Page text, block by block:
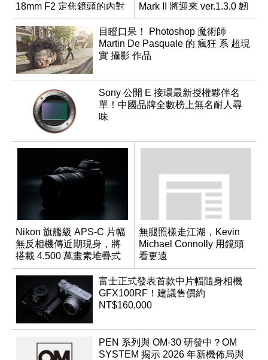
18mm F2 定焦鏡頭的內對
焦專利
Mark II 將迎來 ver.1.3.0 韌
體更新
目瞪口呆！ Photoshop 魔術師
Martin De Pasquale 的 瘋狂 系 超現
實 攝影 作品
Sony 公開 E 接環最新授權夥伴名
單！中國品牌全數榜上無名耐人尋
味
Nikon 旗艦級 APS-C 片幅
無反相機傳近期現身，將
搭載 4,500 萬畫素堆疊式
感光元件？
無腿照樣走江湖，Kevin
Michael Connolly 用鏡頭
看更遠
富士正式發表首款中片幅隨身相機
GFX100RF！建議售價約
NT$160,000
PEN 系列與 OM-30 研發中？OM
SYSTEM 揭示 2026 年新機佈局與